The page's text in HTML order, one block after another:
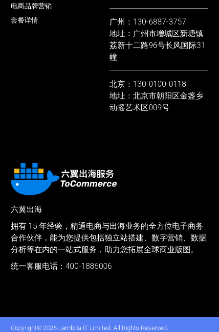
六翼出海
拥有 15 年经验，精通电商与出海业务的全方位电子商务
合作伙伴，能为您提供包括独立站搭建、数字营销、数据
分析等在内的一站式服务，助力您拓展全球商业版图。
统一客服电话：400-1886006
电商品牌营销
套餐详情
广州：130-6887-3757
地址：广州市增城区新塘镇
荔新十二路96号长风国际31
幢
北京：130-0100-0118
地址：北京市朝阳区金盏乡
动摇艺术区009号
Copyright© 2026 Lambda IT Limited. All Rights Reserved.